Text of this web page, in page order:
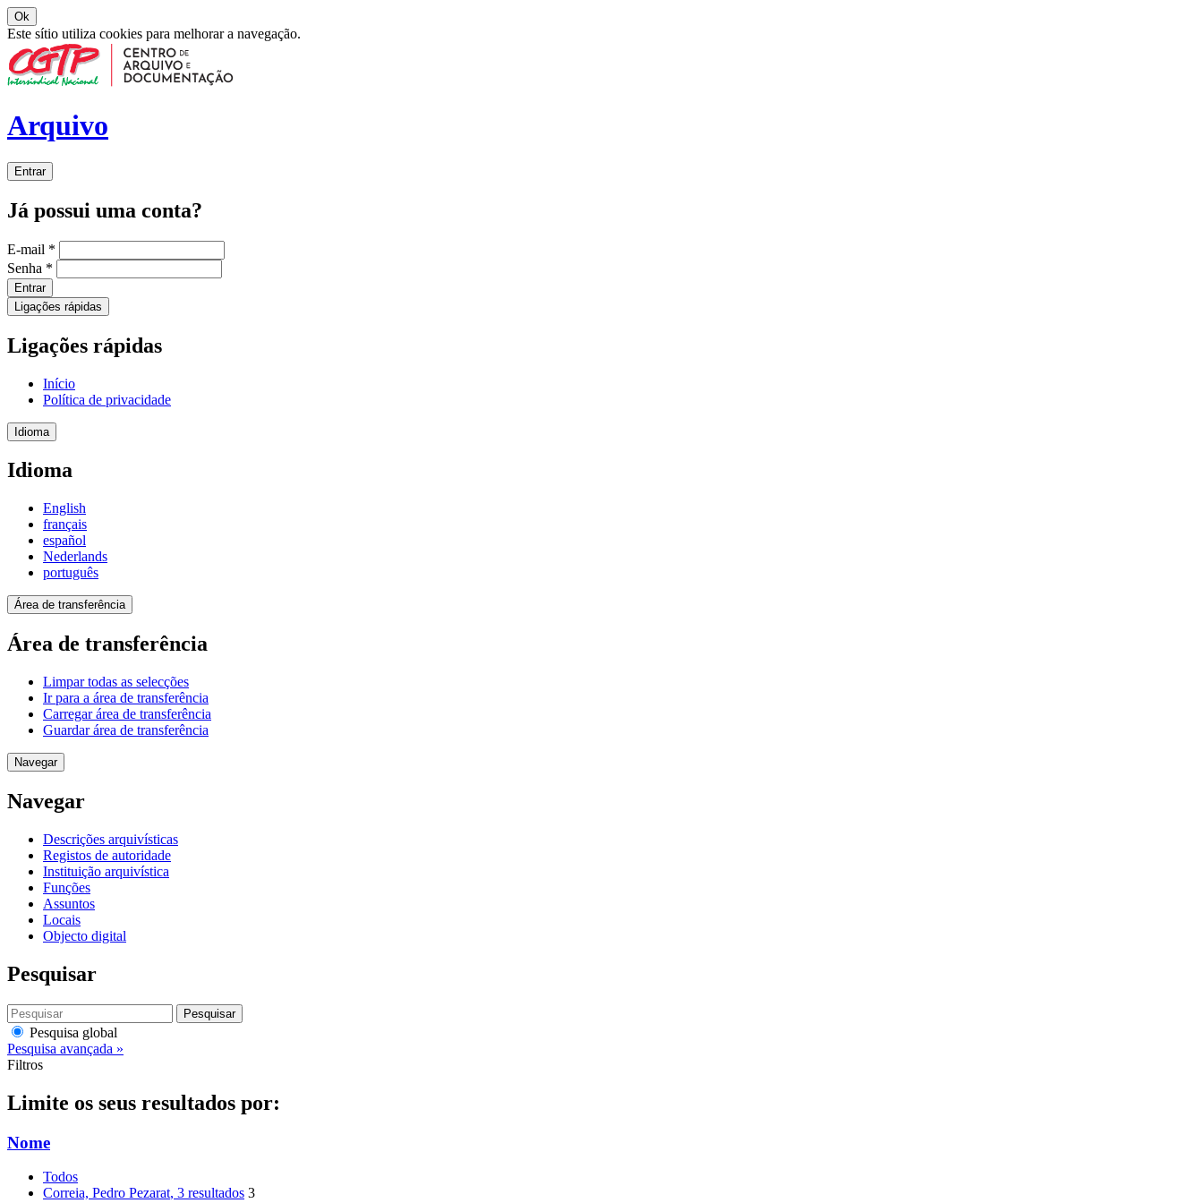
Ok
Este sítio utiliza cookies para melhorar a navegação.
Arquivo
Entrar
Já possui uma conta?
E-mail *
Senha *
Entrar
Ligações rápidas
Ligações rápidas
Início
Política de privacidade
Idioma
Idioma
English
français
español
Nederlands
português
Área de transferência
Área de transferência
Limpar todas as selecções
Ir para a área de transferência
Carregar área de transferência
Guardar área de transferência
Navegar
Navegar
Descrições arquivísticas
Registos de autoridade
Instituição arquivística
Funções
Assuntos
Locais
Objecto digital
Pesquisar
Pesquisar
Pesquisa global
Pesquisa avançada »
Filtros
Limite os seus resultados por:
Nome
Todos
Correia, Pedro Pezarat, 3 resultados 3